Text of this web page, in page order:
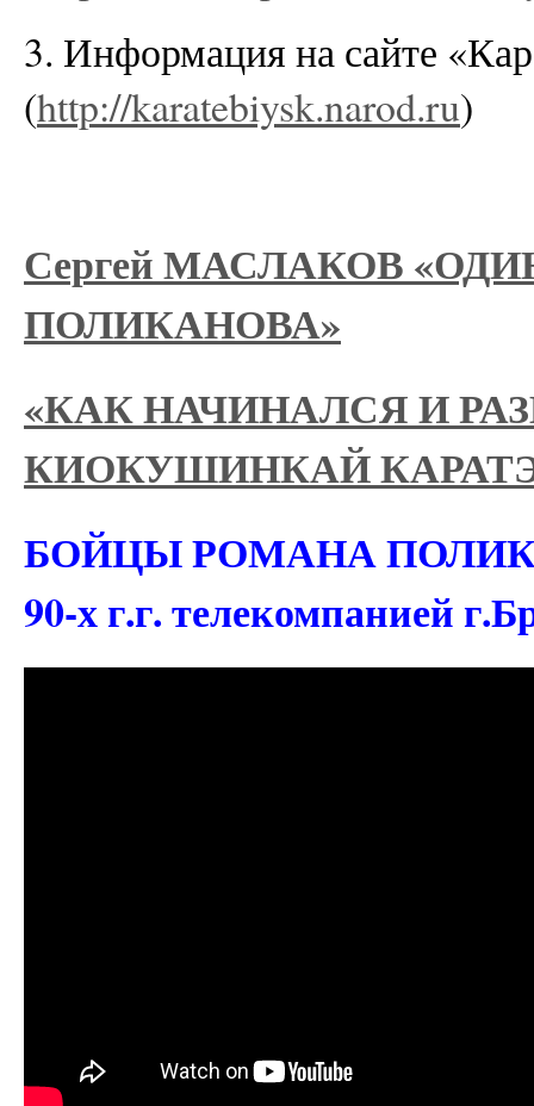
3. Информация на сайте
(http://karatebiysk.narod.ru)
Сергей МАСЛАКОВ
ПОЛИКАНОВА»
«КАК НАЧИНАЛСЯ И
КИОКУШИНКАЙ КАРАТЭ
БОЙЦЫ РОМАНА
90-х г.г. телекомпанией